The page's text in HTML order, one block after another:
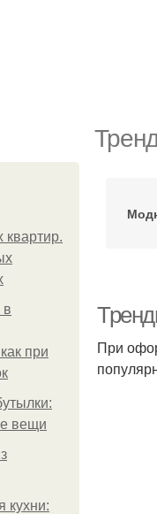
квартир.
в
при
вещи
кухни:
При